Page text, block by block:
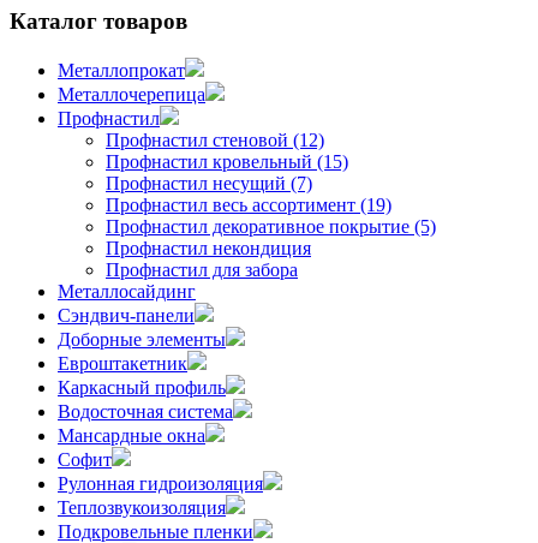
Каталог товаров
Металлопрокат
Металлочерепица
Профнастил
Профнастил стеновой (12)
Профнастил кровельный (15)
Профнастил несущий (7)
Профнастил весь ассортимент (19)
Профнастил декоративное покрытие (5)
Профнастил некондиция
Профнастил для забора
Металлосайдинг
Сэндвич-панели
Доборные элементы
Евроштакетник
Каркасный профиль
Водосточная система
Мансардные окна
Софит
Рулонная гидроизоляция
Теплозвукоизоляция
Подкровельные пленки